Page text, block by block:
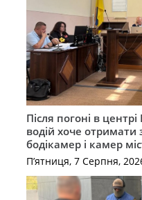
Після погоні в
водій хоче отримати
бодікамер і камер
П’ятниця, 7 Серпня,